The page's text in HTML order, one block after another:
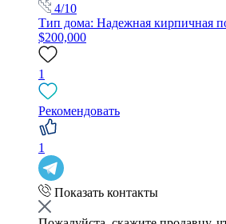
4/10
Тип дома: Надежная кирпичная
$200,000
1
Рекомендовать
1
Показать контакты